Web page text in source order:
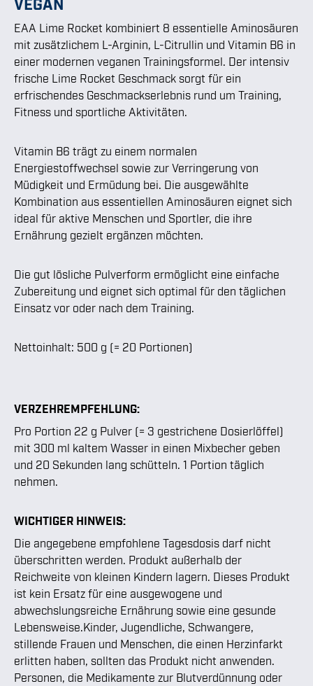
EAA Lime Rocket kombiniert 8 essentielle Aminosäuren
mit zusätzlichem L-Arginin, L-Citrullin und Vitamin B6 in
einer modernen veganen Trainingsformel. Der intensiv
frische Lime Rocket Geschmack sorgt für ein
erfrischendes Geschmackserlebnis rund um Training,
Fitness und sportliche Aktivitäten.
Vitamin B6 trägt zu einem normalen
Energiestoffwechsel sowie zur Verringerung von
Müdigkeit und Ermüdung bei. Die ausgewählte
Kombination aus essentiellen Aminosäuren eignet sich
ideal für aktive Menschen und Sportler, die ihre
Ernährung gezielt ergänzen möchten.
Die gut lösliche Pulverform ermöglicht eine einfache
Zubereitung und eignet sich optimal für den täglichen
Einsatz vor oder nach dem Training.
Nettoinhalt: 500 g (= 20 Portionen)
VERZEHREMPFEHLUNG:
Pro Portion 22 g Pulver (= 3 gestrichene Dosierlöffel)
mit 300 ml kaltem Wasser in einen Mixbecher geben
und 20 Sekunden lang schütteln. 1 Portion täglich
nehmen.
WICHTIGER HINWEIS:
Die angegebene empfohlene Tagesdosis darf nicht
überschritten werden. Produkt außerhalb der
Reichweite von kleinen Kindern lagern. Dieses Produkt
ist kein Ersatz für eine ausgewogene und
abwechslungsreiche Ernährung sowie eine gesunde
Lebensweise.Kinder, Jugendliche, Schwangere,
stillende Frauen und Menschen, die einen Herzinfarkt
erlitten haben, sollten das Produkt nicht anwenden.
Personen, die Medikamente zur Blutverdünnung oder